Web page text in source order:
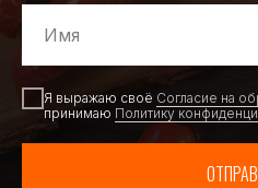
Я выражаю своё Согласие на
принимаю Политику